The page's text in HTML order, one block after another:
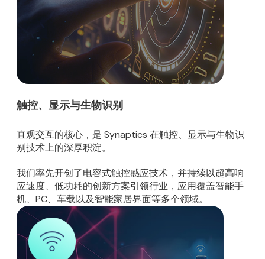
触控、显示与生物识别
直观交互的核心，是 Synaptics 在触控、显示与生物识
别技术上的深厚积淀。
我们率先开创了电容式触控感应技术，并持续以超高响
应速度、低功耗的创新方案引领行业，应用覆盖智能手
机、PC、车载以及智能家居界面等多个领域。